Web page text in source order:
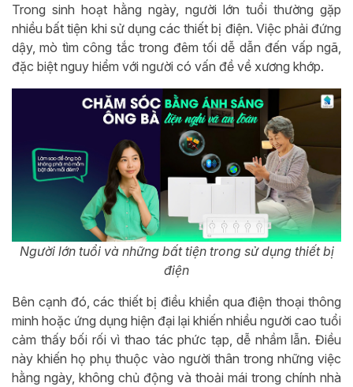
Trong sinh hoạt hằng ngày, người lớn tuổi thường gặp
nhiều bất tiện khi sử dụng các thiết bị điện. Việc phải đứng
dậy, mò tìm công tắc trong đêm tối dễ dẫn đến vấp ngã,
đặc biệt nguy hiểm với người có vấn đề về xương khớp.
Người lớn tuổi và những bất tiện trong sử dụng thiết bị
điện
Bên cạnh đó, các thiết bị điều khiển qua điện thoại thông
minh hoặc ứng dụng hiện đại lại khiến nhiều người cao tuổi
cảm thấy bối rối vì thao tác phức tạp, dễ nhầm lẫn. Điều
này khiến họ phụ thuộc vào người thân trong những việc
hằng ngày, không chủ động và thoải mái trong chính nhà